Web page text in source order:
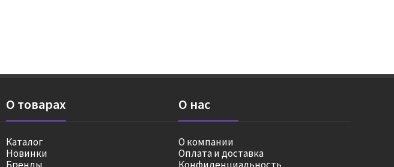
О товарах
Каталог
Новинки
О нас
О компании
Оплата и доставка